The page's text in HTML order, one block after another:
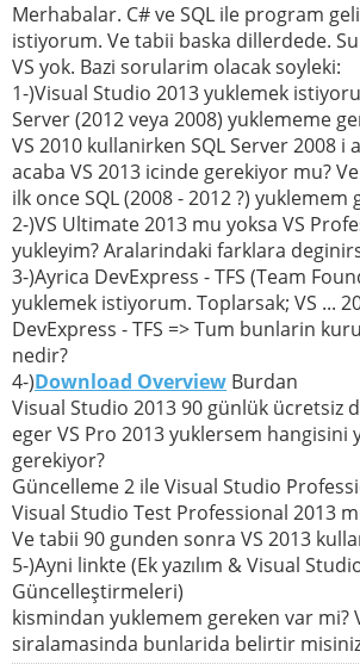
Merhabalar. C# ve SQL ile program
istiyorum. Ve tabii baska dillerdede.
VS yok. Bazi sorularim olacak soyleki:
1-)Visual Studio 2013 yuklemek
Server (2012 veya 2008) yuklememe
VS 2010 kullanirken SQL Server 2008
acaba VS 2013 icinde gerekiyor mu?
ilk once SQL (2008 - 2012 ?)
2-)VS Ultimate 2013 mu yoksa VS
yukleyim? Aralarindaki farklara
3-)Ayrica DevExpress - TFS (Team
yuklemek istiyorum. Toplarsak; VS ...
DevExpress - TFS => Tum bunlarin
nedir?
4-)Download Overview Burdan
Visual Studio 2013 90 günlük ücretsiz
eger VS Pro 2013 yuklersem hangisini
gerekiyor?
Güncelleme 2 ile Visual Studio
Visual Studio Test Professional 2013
Ve tabii 90 gunden sonra VS 2013
5-)Ayni linkte (Ek yazılım & Visual
Güncelleştirmeleri)
kismindan yuklemem gereken var mi?
siralamasinda bunlarida belirtir